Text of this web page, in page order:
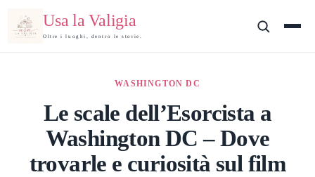
Usa la Valigia
Oltre i luoghi, dentro le storie.
WASHINGTON DC
Le scale dell’Esorcista a
Washington DC – Dove
trovarle e curiosità sul film